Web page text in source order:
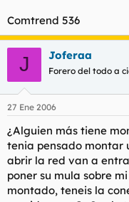
Comtrend 536
J Joferaa
Forero del todo a
27 Ene 2006
¿Alguien más tiene
tenia pensado montar
abrir la red van a
poner su mula sobre
montado, teneis la